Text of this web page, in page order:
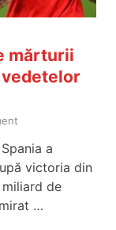
mărturii
a
victoria din
de
…